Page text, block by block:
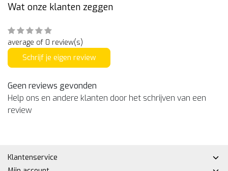
Wat onze klanten zeggen
average of 0 review(s)
Schrijf je eigen review
Geen reviews gevonden
Help ons en andere klanten door het schrijven van een
review
Klantenservice